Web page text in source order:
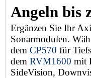
Angeln bis
Ergänzen Sie Ihr
Sonarmodulen.
dem CP570 für
dem RVM1600 mit
SideVision,